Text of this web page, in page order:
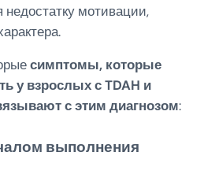
мотивации,
симптомы, которые
у взрослых с TDAH и
с этим диагнозом:
выполнения